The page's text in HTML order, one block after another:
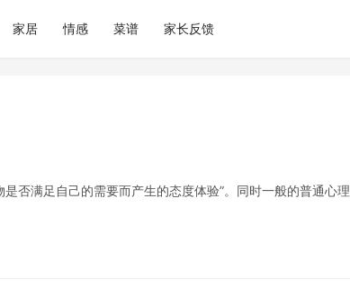
家居 情感 菜谱 家长反馈
否满足自己的需要而产生的态度体验”。同时一般的普通心理